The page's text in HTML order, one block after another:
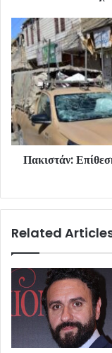
Πακιστάν:
Related